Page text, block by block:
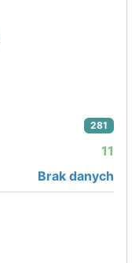
281
11
Brak danych